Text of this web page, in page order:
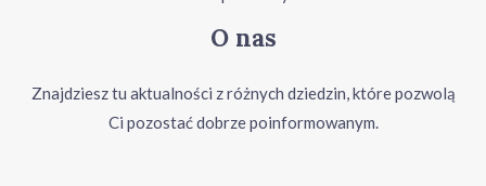
O nas
Znajdziesz tu aktualności z różnych dziedzin, które pozwolą
Ci pozostać dobrze poinformowanym.